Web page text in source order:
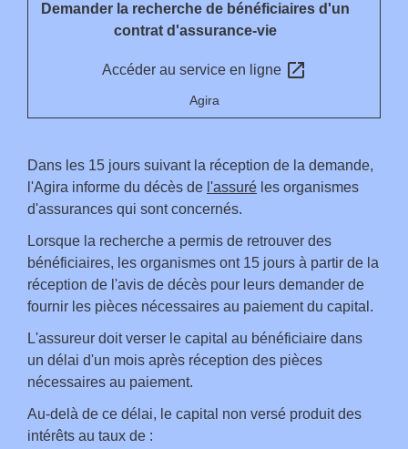
Demander la recherche de bénéficiaires d'un
contrat d'assurance-vie
Accéder au service en ligne open_in_new
Agira
Dans les 15 jours suivant la réception de la demande,
l'Agira informe du décès de l'assuré les organismes
d'assurances qui sont concernés.
Lorsque la recherche a permis de retrouver des
bénéficiaires, les organismes ont 15 jours à partir de la
réception de l'avis de décès pour leurs demander de
fournir les pièces nécessaires au paiement du capital.
L'assureur doit verser le capital au bénéficiaire dans
un délai d'un mois après réception des pièces
nécessaires au paiement.
Au-delà de ce délai, le capital non versé produit des
intérêts au taux de :